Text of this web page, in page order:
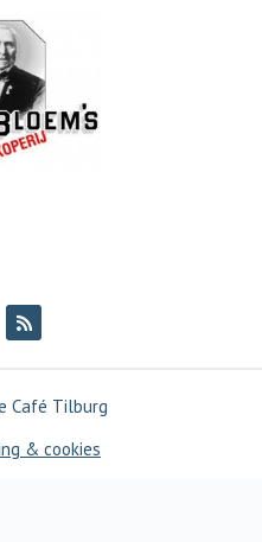
Café Tilburg
& cookies